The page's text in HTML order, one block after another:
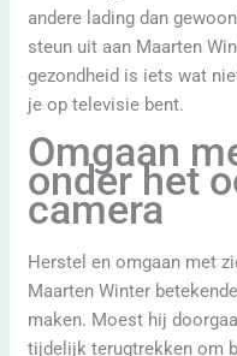
andere lading dan
steun uit aan Maarten
gezondheid is iets wat
je op televisie bent.
Omgaan
onder het
camera
Herstel en omgaan met
Maarten Winter
maken. Moest hij
tijdelijk terugtrekken om